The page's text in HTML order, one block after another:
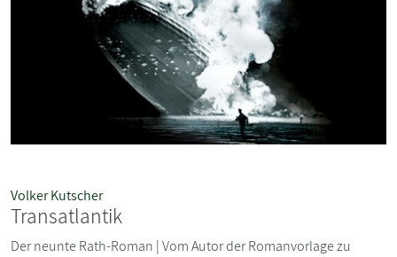
Volker Kutscher
Transatlantik
Der neunte Rath-Roman | Vom Autor der Romanvorlage zu